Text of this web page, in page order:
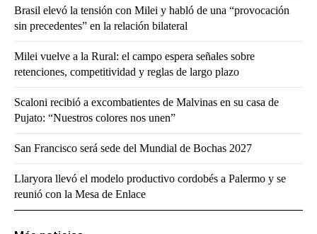
Brasil elevó la tensión con Milei y habló de una “provocación
sin precedentes” en la relación bilateral
Milei vuelve a la Rural: el campo espera señales sobre
retenciones, competitividad y reglas de largo plazo
Scaloni recibió a excombatientes de Malvinas en su casa de
Pujato: “Nuestros colores nos unen”
San Francisco será sede del Mundial de Bochas 2027
Llaryora llevó el modelo productivo cordobés a Palermo y se
reunió con la Mesa de Enlace